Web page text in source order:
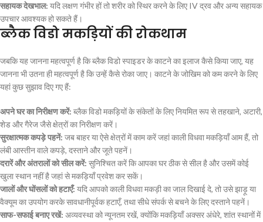
सहायक देखभाल: यदि लक्षण गंभीर हों तो शरीर को स्थिर करने के लिए IV द्रव और अन्य सहायक
उपचार आवश्यक हो सकते हैं।
ब्लैक विडो मकड़ियों की रोकथाम
जबकि यह जानना महत्वपूर्ण है कि ब्लैक विडो स्पाइडर के काटने का इलाज कैसे किया जाए, यह
जानना भी उतना ही महत्वपूर्ण है कि उन्हें कैसे रोका जाए। काटने के जोखिम को कम करने के लिए
यहां कुछ सुझाव दिए गए हैं:
अपने घर का निरीक्षण करें: ब्लैक विडो मकड़ियों के संकेतों के लिए नियमित रूप से तहखाने, अटारी,
शेड और गैरेज जैसे क्षेत्रों का निरीक्षण करें।
सुरक्षात्मक कपड़े पहनें: जब बाहर या ऐसे क्षेत्रों में काम करें जहां काली विधवा मकड़ियाँ आम हैं, तो
लंबी आस्तीन वाले कपड़े, दस्ताने और जूते पहनें।
दरारें और अंतरालों को सील करें: सुनिश्चित करें कि आपका घर ठीक से सील है और उसमें कोई
खुला स्थान नहीं है जहां से मकड़ियाँ प्रवेश कर सकें।
जालों और घोंसलों को हटाएँ: यदि आपको काली विधवा मकड़ी का जाल दिखाई दे, तो उसे झाड़ू या
वैक्यूम का उपयोग करके सावधानीपूर्वक हटाएँ, तथा सीधे संपर्क से बचने के लिए दस्ताने पहनें।
साफ-सफाई बनाए रखें: अव्यवस्था को न्यूनतम रखें, क्योंकि मकड़ियाँ अक्सर अंधेरे, शांत स्थानों में